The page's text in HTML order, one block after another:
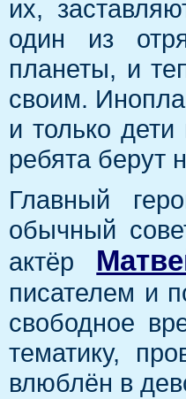
их,
один из
планеты, и
своим.
и только
ребята берут
Главный
обычный
актёр
писателем и
свободное
тематику,
влюблён в